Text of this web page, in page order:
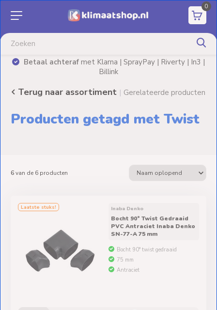
0
Betaal achterafmet Klarna | SprayPay | Riverty | In3 |
Billink
Aanbiedingen
verwarming
Installatiematerialen
Spoed- en
Weekendleveringen
Terug naar assortiment | Gerelateerde producten
Producten getagd met Twist
6van de 6 producten
Laatste stuks! Inaba Denko
Bocht 90° Twist Gedraaid
PVC Antraciet Inaba Denko
SN-77-A 75 mm
Bocht 90° twist gedraaid
75 mm
Antraciet